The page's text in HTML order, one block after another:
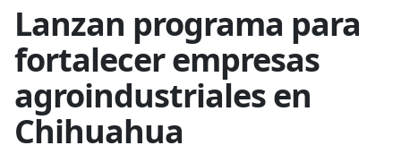
Lanzan programa para
fortalecer empresas
agroindustriales en
Chihuahua